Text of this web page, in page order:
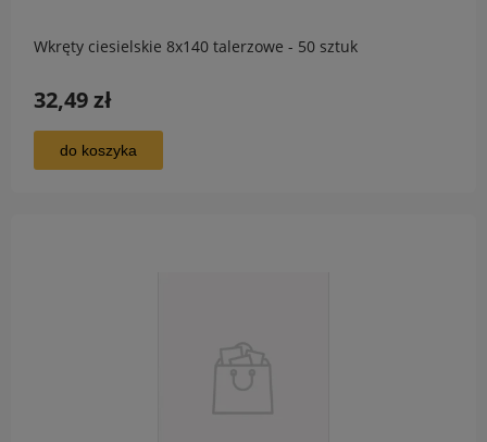
Wkręty ciesielskie 8x140 talerzowe - 50 sztuk
32,49 zł
do koszyka